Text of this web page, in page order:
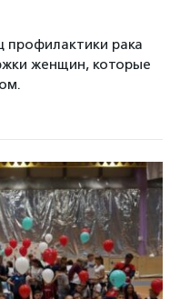
профилактики рака
женщин, которые